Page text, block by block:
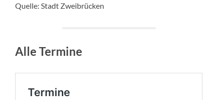
Quelle: Stadt Zweibrücken
Alle Termine